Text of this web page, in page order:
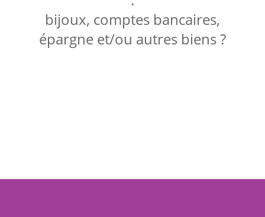
bijoux, comptes bancaires,
épargne et/ou autres biens ?